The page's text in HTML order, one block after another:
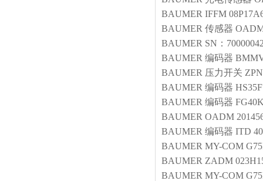
BAUMER IFFM
BAUMER 传感器
BAUMER SN：
BAUMER 编码器
BAUMER 压力开关
BAUMER 编码器
BAUMER 编码器
BAUMER OADM
BAUMER 编码器 ITD
BAUMER MY-COM
BAUMER ZADM
BAUMER MY-COM